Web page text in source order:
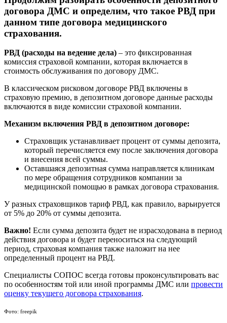
договора ДМС и определим, что такое РВД при
данном типе договора медицинского
страхования.
РВД (расходы на ведение дела) – это фиксированная
комиссия страховой компании, которая включается в
стоимость обслуживания по договору ДМС.
В классическом рисковом договоре РВД включены в
страховую премию, в депозитном договоре данные расходы
включаются в виде комиссии страховой компании.
Механизм включения РВД в депозитном договоре:
Страховщик устанавливает процент от суммы депозита,
который перечисляется ему после заключения договора
и внесения всей суммы.
Оставшаяся депозитная сумма направляется клиникам
по мере обращения сотрудников компании за
медицинской помощью в рамках договора страхования.
У разных страховщиков тариф РВД, как правило, варьируется
от 5% до 20% от суммы депозита.
Важно! Если сумма депозита будет не израсходована в период
действия договора и будет переноситься на следующий
период, страховая компания также наложит на нее
определенный процент на РВД.
Специалисты СОПОС всегда готовы проконсультировать вас
по особенностям той или иной программы ДМС или провести
оценку текущего договора страхования.
Фото: freepik